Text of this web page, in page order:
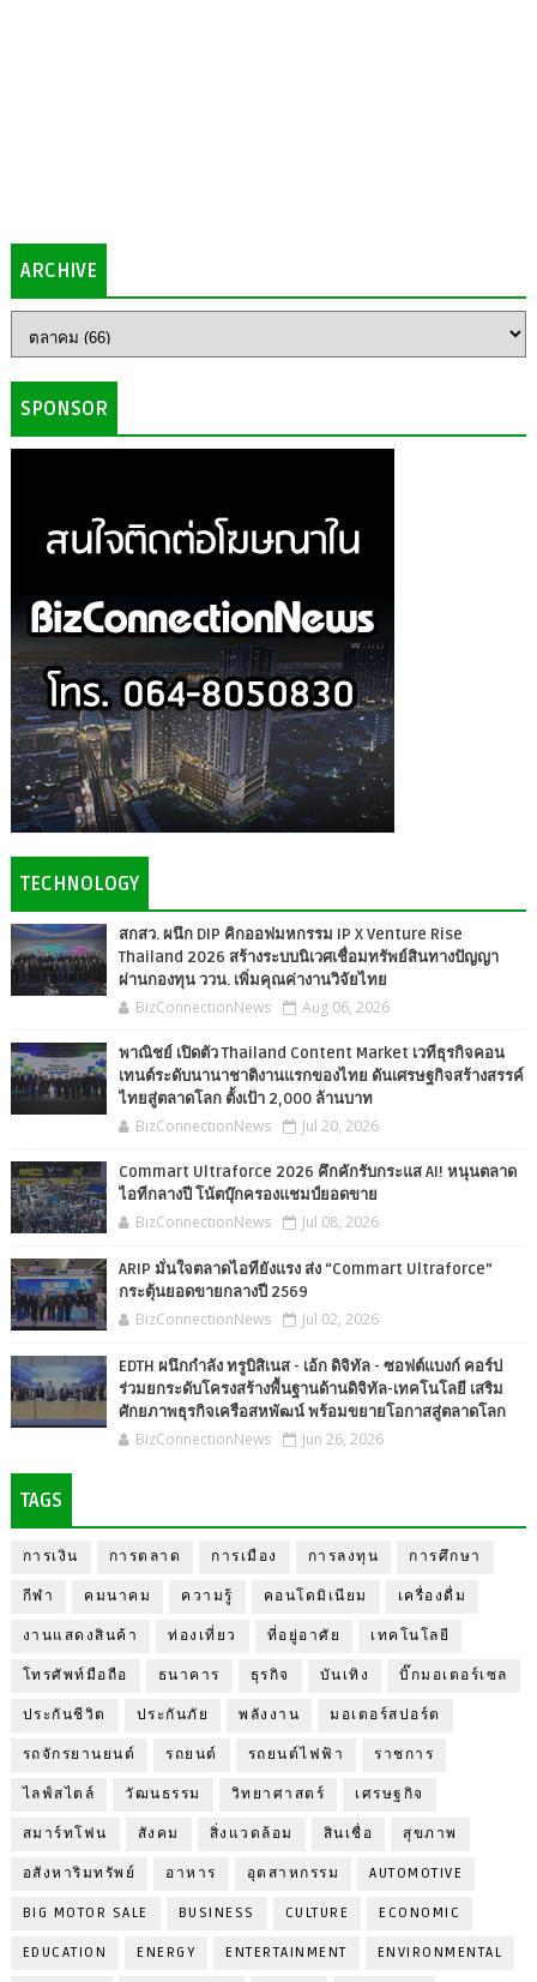
ARCHIVE
SPONSOR
TECHNOLOGY
สกสว. ผนึก DIP คิกออฟมหกรรม IP X Venture Rise
Thailand 2026 สร้างระบบนิเวศเชื่อมทรัพย์สินทางปัญญา
ผ่านกองทุน ววน. เพิ่มคุณค่างานวิจัยไทย
BizConnectionNews Aug 06, 2026
พาณิชย์ เปิดตัว Thailand Content Market เวทีธุรกิจคอน
เทนต์ระดับนานาชาติงานแรกของไทย ดันเศรษฐกิจสร้างสรรค์
ไทยสู่ตลาดโลก ตั้งเป้า 2,000 ล้านบาท
BizConnectionNews Jul 20, 2026
Commart Ultraforce 2026 คึกคักรับกระแส AI! หนุนตลาด
ไอทีกลางปี โน้ตบุ๊กครองแชมป์ยอดขาย
BizConnectionNews Jul 08, 2026
ARIP มั่นใจตลาดไอทียังแรง ส่ง “Commart Ultraforce”
กระตุ้นยอดขายกลางปี 2569
BizConnectionNews Jul 02, 2026
EDTH ผนึกกำลัง ทรูบิสิเนส - เอ้ก ดิจิทัล - ซอฟต์แบงก์ คอร์ป
ร่วมยกระดับโครงสร้างพื้นฐานด้านดิจิทัล-เทคโนโลยี เสริม
ศักยภาพธุรกิจเครือสหพัฒน์ พร้อมขยายโอกาสสู่ตลาดโลก
BizConnectionNews Jun 26, 2026
TAGS
การเงิน การตลาด การเมือง การลงทุน การศึกษา
กีฬา คมนาคม ความรู้ คอนโดมิเนียม เครื่องดื่ม
งานแสดงสินค้า ท่องเที่ยว ที่อยู่อาศัย เทคโนโลยี
โทรศัพท์มือถือ ธนาคาร ธุรกิจ บันเทิง บิ๊กมอเตอร์เซล
ประกันชีวิต ประกันภัย พลังงาน มอเตอร์สปอร์ต
รถจักรยานยนต์ รถยนต์ รถยนต์ไฟฟ้า ราชการ
ไลฟ์สไตล์ วัฒนธรรม วิทยาศาสตร์ เศรษฐกิจ
สมาร์ทโฟน สังคม สิ่งแวดล้อม สินเชื่อ สุขภาพ
อสังหาริมทรัพย์ อาหาร อุตสาหกรรม AUTOMOTIVE
BIG MOTOR SALE BUSINESS CULTURE ECONOMIC
EDUCATION ENERGY ENTERTAINMENT ENVIRONMENTAL